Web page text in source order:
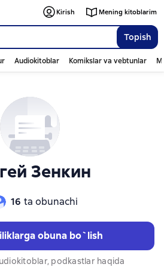
Topish
Kirish Mening kitoblarim
Audiokitoblar Komikslar va vebtunlar
Зенкин
16 ta obunachi
obuna bo`lish
podkastlar haqida